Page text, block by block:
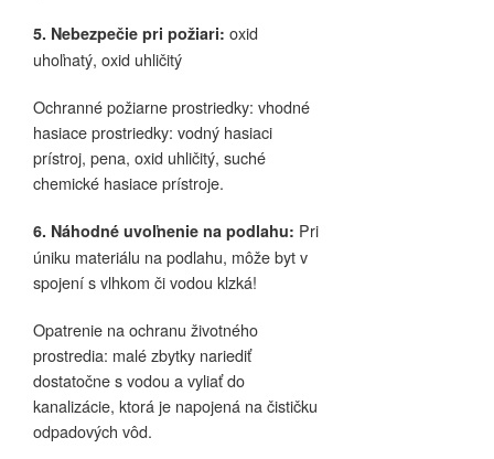
5. Nebezpečie pri požiari: oxid
uhoľnatý, oxid uhličitý
Ochranné požiarne prostriedky: vhodné
hasiace prostriedky: vodný hasiaci
prístroj, pena, oxid uhličitý, suché
chemické hasiace prístroje.
6. Náhodné uvoľnenie na podlahu: Pri
úniku materiálu na podlahu, môže byt v
spojení s vlhkom či vodou klzká!
Opatrenie na ochranu životného
prostredia: malé zbytky nariediť
dostatočne s vodou a vyliať do
kanalizácie, ktorá je napojená na čističku
odpadových vôd.